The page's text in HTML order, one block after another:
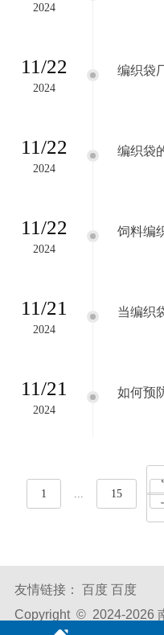
2024
11/22
2024
编织袋
11/22
2024
编织袋
11/22
2024
饲料编
11/21
2024
当编织
11/21
2024
如何预
1
... 15
友情链接： 百度 百度
Copyright © 2024-2026
All Rights Reserved.
备